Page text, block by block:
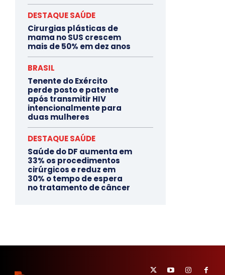
DESTAQUE SAÚDE
Cirurgias plásticas de
mama no SUS crescem
mais de 50% em dez anos
BRASIL
Tenente do Exército
perde posto e patente
após transmitir HIV
intencionalmente para
duas mulheres
DESTAQUE SAÚDE
Saúde do DF aumenta em
33% os procedimentos
cirúrgicos e reduz em
30% o tempo de espera
no tratamento de câncer